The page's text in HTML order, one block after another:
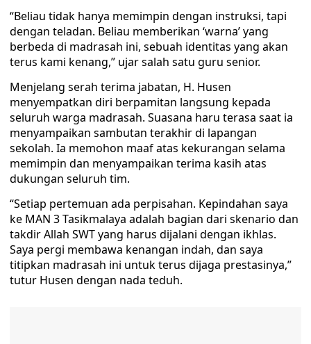
“Beliau tidak hanya memimpin dengan instruksi, tapi
dengan teladan. Beliau memberikan ‘warna’ yang
berbeda di madrasah ini, sebuah identitas yang akan
terus kami kenang,” ujar salah satu guru senior.
Menjelang serah terima jabatan, H. Husen
menyempatkan diri berpamitan langsung kepada
seluruh warga madrasah. Suasana haru terasa saat ia
menyampaikan sambutan terakhir di lapangan
sekolah. Ia memohon maaf atas kekurangan selama
memimpin dan menyampaikan terima kasih atas
dukungan seluruh tim.
“Setiap pertemuan ada perpisahan. Kepindahan saya
ke MAN 3 Tasikmalaya adalah bagian dari skenario dan
takdir Allah SWT yang harus dijalani dengan ikhlas.
Saya pergi membawa kenangan indah, dan saya
titipkan madrasah ini untuk terus dijaga prestasinya,”
tutur Husen dengan nada teduh.